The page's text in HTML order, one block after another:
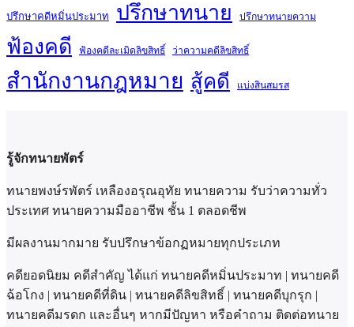
ปรึกษาคดีหมิ่นประมาท ปรึกษาทนาย ปรึกษาทนายความ
ฟ้องคดี ฟ้องคดีละเมิดลิขสิทธิ์ ว่าความคดีลิขสิทธิ์
สำนักงานกฎหมาย สู้คดี แบ่งสินสมรส
รู้จักทนายพัตร์
ทนายพงษ์รพัตร์ เหลืองอรุณอุทัย ทนายความ รับว่าความทั่ว
ประเทศ ทนายความมืออาชีพ ชั้น 1 ตลอดชีพ
มีผลงานมากมาย รับปรึกษาข้อกฏหมายทุกประเภท
คดียอดนิยม คดีสำคัญ ได้แก่ ทนายคดีหมิ่นประมาท | ทนายคดี
ฉ้อโกง | ทนายคดีที่ดิน | ทนายคดีลิขสิทธิ์ | ทนายคดีบุกรุก |
ทนายคดีมรดก และอื่นๆ หากมีปัญหา หรือคำถาม ติดต่อทนาย